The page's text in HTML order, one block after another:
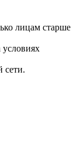
лицам старше
условиях
сети.